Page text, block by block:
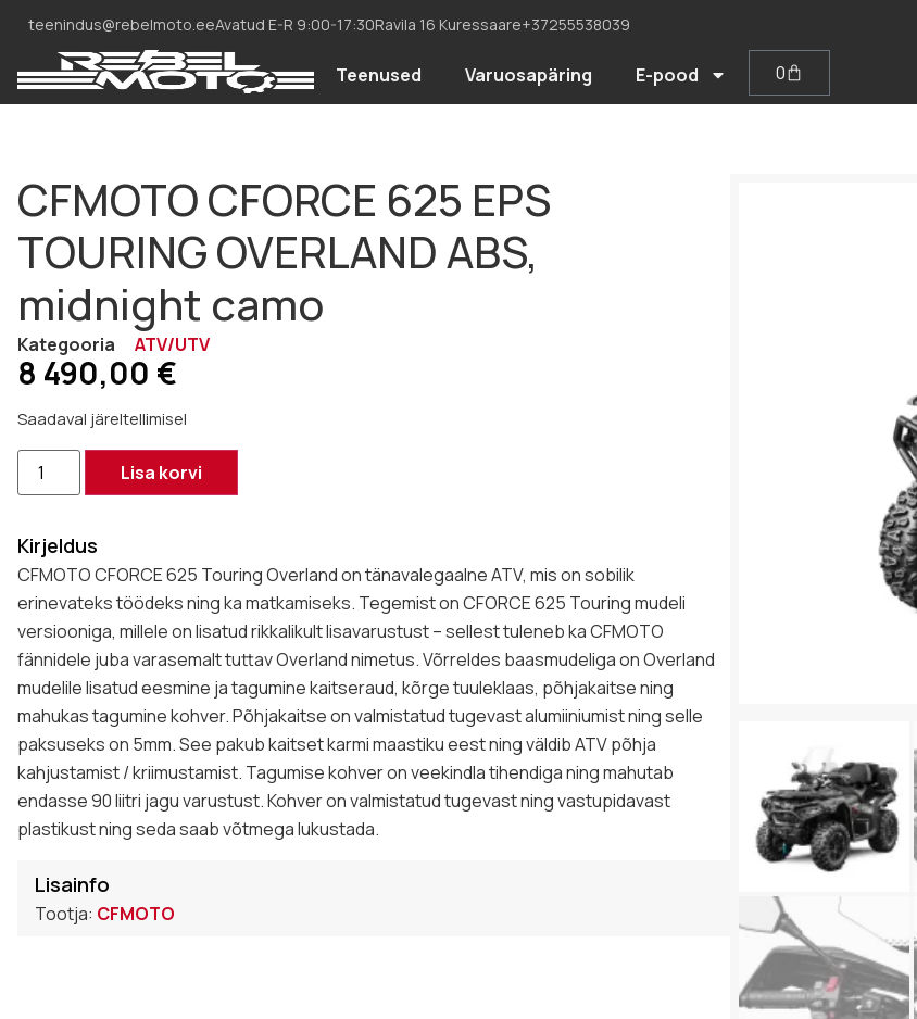
teenindus@rebelmoto.eeAvatud E-R 9:00-17:30Ravila 16 Kuressaare+37255538039
Teenused Varuosapäring E-pood 0
CFMOTO CFORCE 625 EPS
TOURING OVERLAND ABS,
midnight camo
Kategooria ATV/UTV
8 490,00 €
Saadaval järeltellimisel
Lisa korvi
Kirjeldus
CFMOTO CFORCE 625 Touring Overland on tänavalegaalne ATV, mis on sobilik
erinevateks töödeks ning ka matkamiseks. Tegemist on CFORCE 625 Touring mudeli
versiooniga, millele on lisatud rikkalikult lisavarustust – sellest tuleneb ka CFMOTO
fännidele juba varasemalt tuttav Overland nimetus. Võrreldes baasmudeliga on Overland
mudelile lisatud eesmine ja tagumine kaitseraud, kõrge tuuleklaas, põhjakaitse ning
mahukas tagumine kohver. Põhjakaitse on valmistatud tugevast alumiiniumist ning selle
paksuseks on 5mm. See pakub kaitset karmi maastiku eest ning väldib ATV põhja
kahjustamist / kriimustamist. Tagumise kohver on veekindla tihendiga ning mahutab
endasse 90 liitri jagu varustust. Kohver on valmistatud tugevast ning vastupidavast
plastikust ning seda saab võtmega lukustada.
Lisainfo
Tootja: CFMOTO